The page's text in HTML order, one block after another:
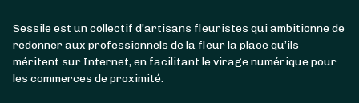
Sessile est un collectif d’artisans fleuristes qui ambitionne de
redonner aux professionnels de la fleur la place qu’ils
méritent sur Internet, en facilitant le virage numérique pour
les commerces de proximité.